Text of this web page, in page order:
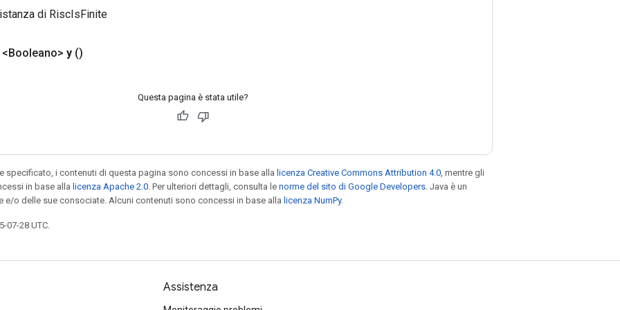
di RiscIsFinite
y ()
Questa pagina è stata utile?
specificato, i contenuti di questa pagina sono concessi in base alla licenza Creative Commons Attribution 4.0 , mentre gli
in base alla licenza Apache 2.0 . Per ulteriori dettagli, consulta le norme del sito di Google Developers . Java è un
e/o delle sue consociate. Alcuni contenuti sono concessi in base alla licenza NumPy.
07-28 UTC.
Assistenza